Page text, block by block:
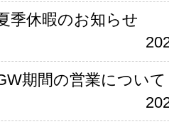
季休暇のお知らせ
期間の営業について